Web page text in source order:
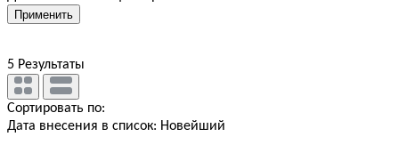
Применить
5 Результаты
Сортировать по:
Дата внесения в список: Новейший